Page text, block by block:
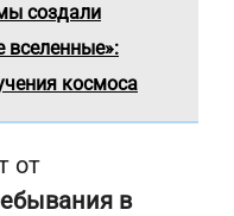
создали
вселенные»:
космоса
от
в